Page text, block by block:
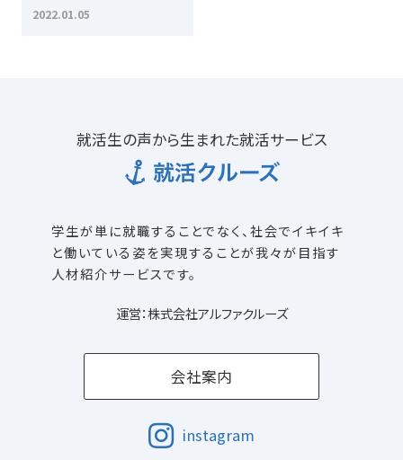
2022.01.05
就活生の声から生まれた就活サービス
学生が単に就職することでなく、社会でイキイキ
と働いている姿を実現することが我々が目指す
人材紹介サービスです。
運営：株式会社アルファクルーズ
会社案内
instagram